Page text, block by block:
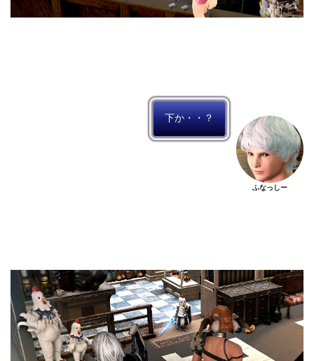
下か・・？
ふなっしー